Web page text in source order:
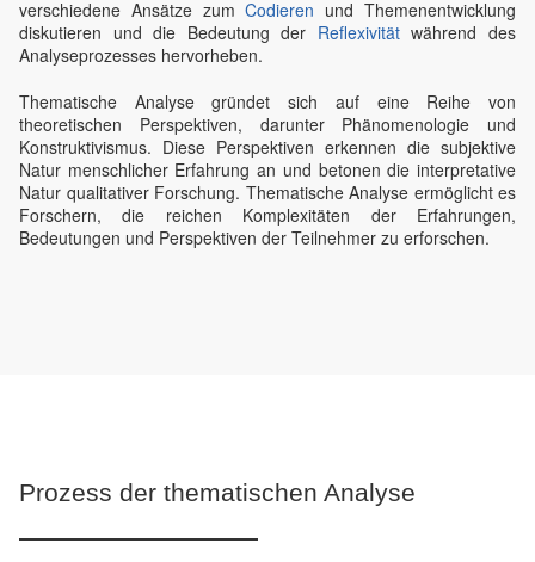
verschiedene Ansätze zumCodieren und Themenentwicklung
diskutieren und die Bedeutung der Reflexivitätwährend des
Analyseprozesses hervorheben.
Thematische Analyse gründet sich auf eine Reihe von
theoretischen Perspektiven, darunter Phänomenologie und
Konstruktivismus. Diese Perspektiven erkennen die subjektive
Natur menschlicher Erfahrung an und betonen die interpretative
Natur qualitativer Forschung. Thematische Analyse ermöglicht es
Forschern, die reichen Komplexitäten der Erfahrungen,
Bedeutungen und Perspektiven der Teilnehmer zu erforschen.
Prozess der thematischen Analyse